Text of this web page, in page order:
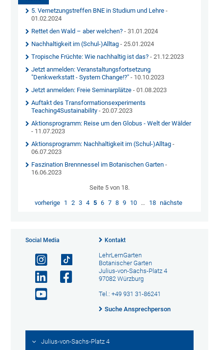
5. Vernetzungstreffen BNE in Studium und Lehre -
01.02.2024
Rettet den Wald – aber welchen? - 31.01.2024
Nachhaltigkeit im (Schul-)Alltag - 25.01.2024
Tropische Früchte: Wie nachhaltig ist das? - 21.12.2023
Jetzt anmelden: Veranstaltungsfortsetzung
"Denkwerkstatt - System Change!?" - 10.10.2023
Jetzt anmelden: Freie Seminarplätze - 01.08.2023
Auftakt des Transformationsexperiments
Teaching4Sustainability - 20.07.2023
Aktionsprogramm: Reise um den Globus - Welt der Wälder
- 11.07.2023
Aktionsprogramm: Nachhaltigkeit im (Schul-)Alltag -
06.07.2023
Faszination Brennnessel im Botanischen Garten -
16.06.2023
Seite 5 von 18.
vorherige 1 2 3 4 5 6 7 8 9 10 … 18 nächste
Social Media Kontakt
LehrLernGarten
Botanischer Garten
Julius-von-Sachs-Platz 4
97082 Würzburg
Tel.: +49 931 31-86241
Suche Ansprechperson
Julius-von-Sachs-Platz 4